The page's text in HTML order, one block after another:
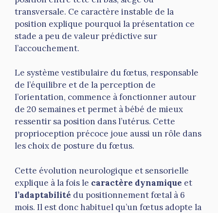
transversale. Ce caractère instable de la
position explique pourquoi la présentation ce
stade a peu de valeur prédictive sur
l’accouchement.
Le système vestibulaire du fœtus, responsable
de l’équilibre et de la perception de
l’orientation, commence à fonctionner autour
de 20 semaines et permet à bébé de mieux
ressentir sa position dans l’utérus. Cette
proprioception précoce joue aussi un rôle dans
les choix de posture du fœtus.
Cette évolution neurologique et sensorielle
explique à la fois le caractère dynamique et
l’adaptabilité du positionnement fœtal à 6
mois. Il est donc habituel qu’un fœtus adopte la